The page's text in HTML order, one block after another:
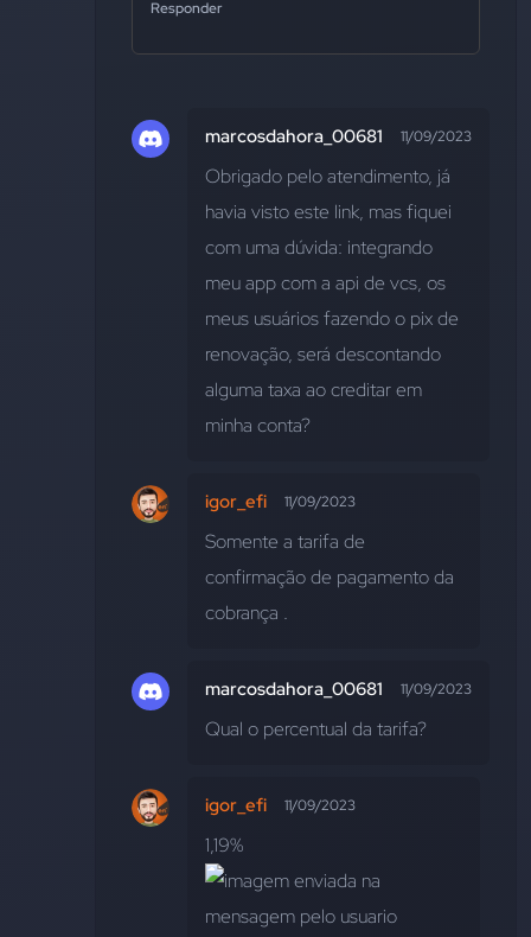
Responder
marcosdahora_00681 11/09/2023
Obrigado pelo atendimento, já
havia visto este link, mas fiquei
com uma dúvida: integrando
meu app com a api de vcs, os
meus usuários fazendo o pix de
renovação, será descontando
alguma taxa ao creditar em
minha conta?
igor_efi 11/09/2023
Somente a tarifa de
confirmação de pagamento da
cobrança .
marcosdahora_00681 11/09/2023
Qual o percentual da tarifa?
igor_efi 11/09/2023
1,19%